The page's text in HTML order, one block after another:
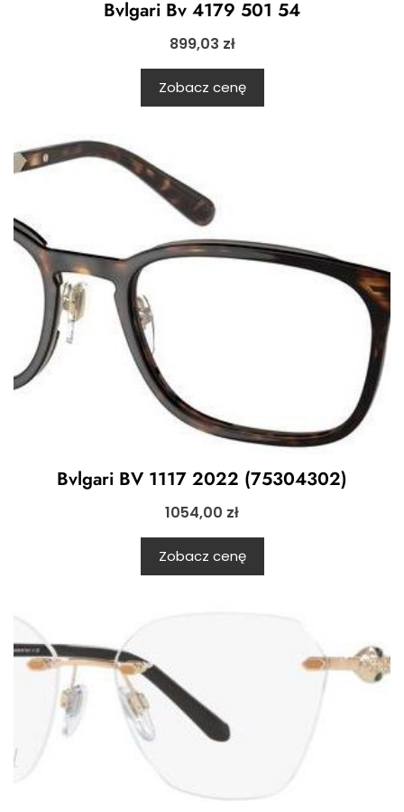
Bvlgari Bv 4179 501 54
899,03 zł
Zobacz cenę
Bvlgari BV 1117 2022 (75304302)
1054,00 zł
Zobacz cenę